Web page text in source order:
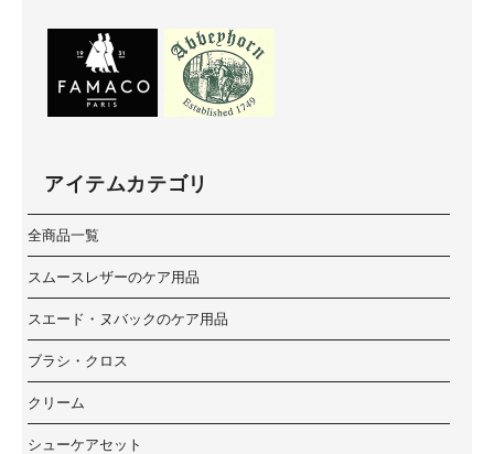
アイテムカテゴリ
全商品一覧
スムースレザーのケア用品
スエード・ヌバックのケア用品
ブラシ・クロス
クリーム
シューケアセット